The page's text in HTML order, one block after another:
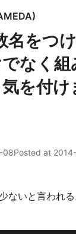
)
名をつ
なく組
を付け
08Posted at
ないと言われ